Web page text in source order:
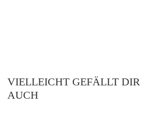
VIELLEICHT GEFÄLLT DIR
AUCH